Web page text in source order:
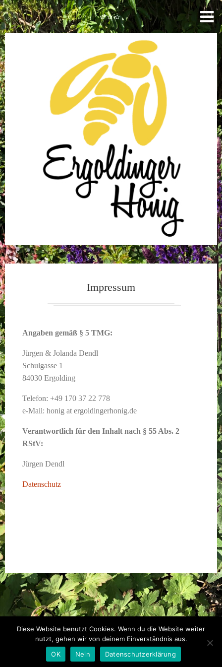
Impressum
Angaben gemäß § 5 TMG:
Jürgen & Jolanda Dendl
Schulgasse 1
84030 Ergolding
Telefon: +49 170 37 22 778
e-Mail: honig at ergoldingerhonig.de
Verantwortlich für den Inhalt nach § 55 Abs. 2
RStV:
Jürgen Dendl
Datenschutz
Free WordPress Theme designed by GavickPro
Proudly published with WordPress
Diese Website benutzt Cookies. Wenn du die Website weiter
nutzt, gehen wir von deinem Einverständnis aus.
OK
Nein Datenschutzerklärung